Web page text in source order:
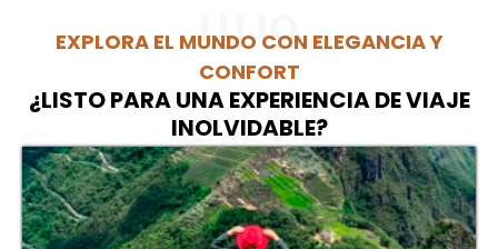
LUJO
EXPLORA EL MUNDO CON ELEGANCIA Y
CONFORT
¿LISTO PARA UNA EXPERIENCIA DE VIAJE
INOLVIDABLE?